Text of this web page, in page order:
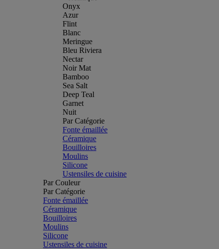
Onyx
Azur
Flint
Blanc
Meringue
Bleu Riviera
Nectar
Noir Mat
Bamboo
Sea Salt
Deep Teal
Garnet
Nuit
Par Catégorie
Fonte émaillée
Céramique
Bouilloires
Moulins
Silicone
Ustensiles de cuisine
Par Couleur
Par Catégorie
Fonte émaillée
Céramique
Bouilloires
Moulins
Silicone
Ustensiles de cuisine